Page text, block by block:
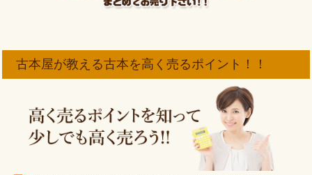
古本屋が教える古本を高く売るポイント！！